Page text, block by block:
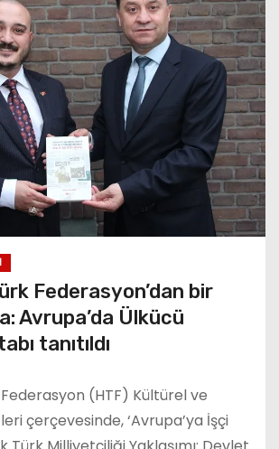
Federasyon’dan bir
Avrupa’da Ülkücü
tanıtıldı
(HTF) Kültürel ve
çerçevesinde, ‘Avrupa’ya İşçi